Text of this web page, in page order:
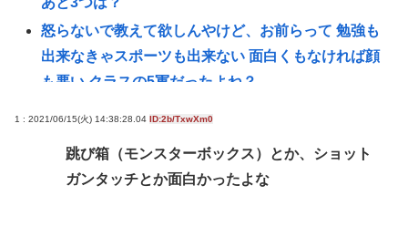
怒らないで教えて欲しんやけど、お前らって 勉強も
出来なきゃスポーツも出来ない 面白くもなければ顔
も悪い クラスの5軍だったよね？
熊本世帯に10万円貸し付け、無利子www
1 : 2021/06/15(火) 14:38:28.04 ID:2b/TxwXm0
跳び箱（モンスターボックス）とか、ショット
ガンタッチとか面白かったよな